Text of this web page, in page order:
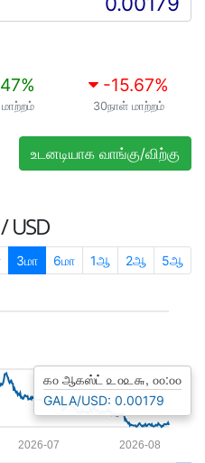
% -15.67%
30நாள் மாற்றம்
உடனடியாக வாங்கு/விற்கு
USD
3மா 6மா 1ஆ 2ஆ 5ஆ
2026-08
2026-07
௧௦ ஆகஸ்ட் ௨௦௨௬, ௦௦:௦௦
GALA/USD: 0.00179